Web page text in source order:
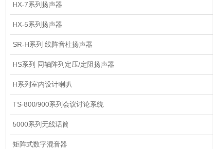
HX-7系列扬声器
HX-5系列扬声器
SR-H系列 线阵音柱扬声器
HS系列 同轴阵列定压/定阻扬声器
H系列室内设计喇叭
TS-800/900系列会议讨论系统
5000系列无线话筒
矩阵式数字混音器